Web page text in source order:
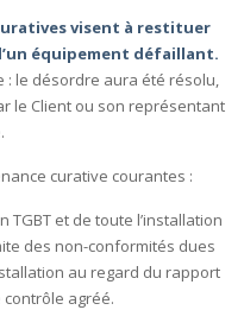
visent à restituer
équipement défaillant.
: le désordre aura été résolu,
le Client ou son représentant
curative courantes :
TGBT et de toute l’installation
des non-conformités dues
au regard du rapport
contrôle agréé.